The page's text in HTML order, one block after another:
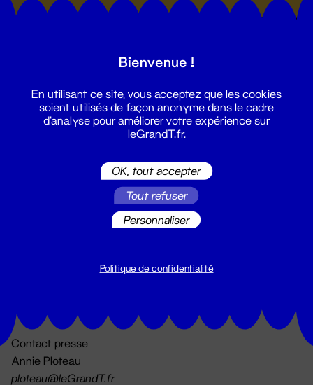
billetterie@leGrandT.fr
Du lundi au vendredi 14h → 18h
Contact presse
Annie Ploteau
ploteau@leGrandT.fr
Bienvenue !
En utilisant ce site, vous acceptez que les cookies
soient utilisés de façon anonyme dans le cadre
d'analyse pour améliorer votre expérience sur
leGrandT.fr.
OK, tout accepter
Tout refuser
Personnaliser
Politique de confidentialité